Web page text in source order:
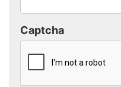
Captcha